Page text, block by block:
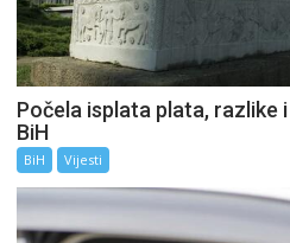
Počela isplata plata, razlike
BiH
BiH Vijesti